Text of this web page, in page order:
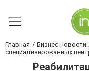
Главная Бизнес новости
специализированных